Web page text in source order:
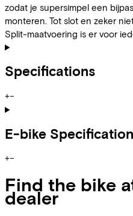
zodat je supersimpel een
monteren. Tot slot en zeker
Split-maatvoering is er voor
Specifications
+−
E-bike
+−
Find the bike
dealer